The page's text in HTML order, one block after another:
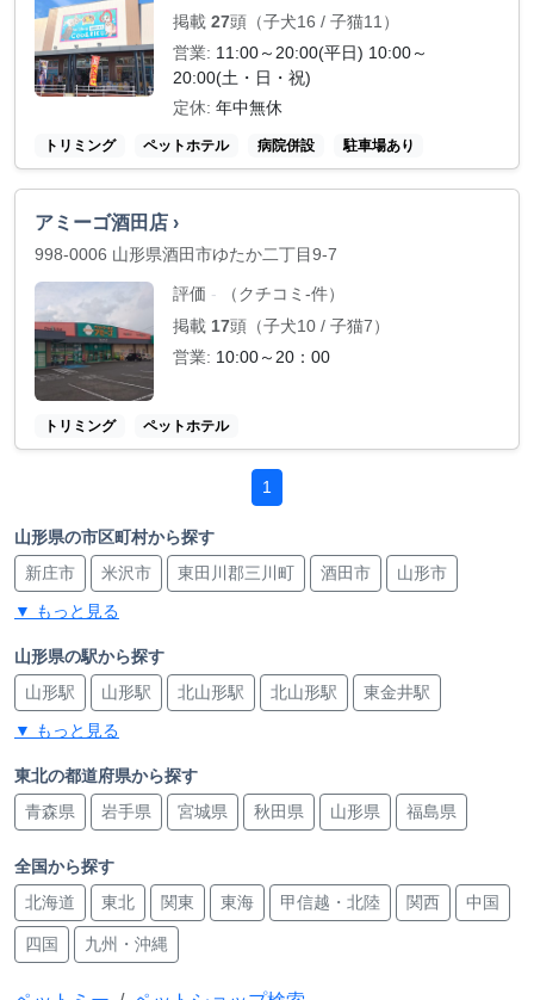
掲載 27頭（子犬16 / 子猫11）
営業: 11:00～20:00(平日) 10:00～
20:00(土・日・祝)
定休: 年中無休
トリミング ペットホテル 病院併設 駐車場あり
アミーゴ酒田店 ›
998-0006 山形県酒田市ゆたか二丁目9-7
評価 -
（クチコミ-件）
掲載 17頭（子犬10 / 子猫7）
営業: 10:00～20：00
トリミング ペットホテル
1
山形県の市区町村から探す
新庄市
米沢市 東田川郡三川町 酒田市 山形市
天童市
▼ もっと見る
山形県の駅から探す
山形駅
山形駅 北山形駅 北山形駅 東金井駅
天童南駅 天童駅
米沢駅 米沢駅 成島駅
楯山駅 南出羽駅 酒田駅 東酒田駅 本楯駅 蔵王駅
西袋駅 余目駅
新庄駅 新庄駅 升形駅 南新庄駅
▼ もっと見る
東北の都道府県から探す
青森県
岩手県 宮城県 秋田県 山形県 福島県
全国から探す
北海道
東北 関東 東海 甲信越・北陸 関西 中国
四国 九州・沖縄